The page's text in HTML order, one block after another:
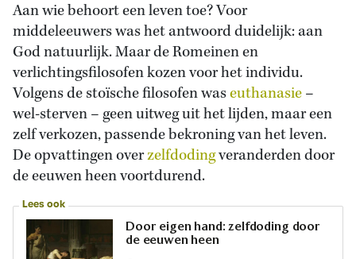
Aan wie behoort een leven toe? Voor
middeleeuwers was het antwoord duidelijk: aan
God natuurlijk. Maar de Romeinen en
verlichtingsfilosofen kozen voor het individu.
Volgens de stoïsche filosofen waseuthanasie–
wel-sterven – geen uitweg uit het lijden, maar een
zelf verkozen, passende bekroning van het leven.
De opvattingen overzelfdodingveranderden door
de eeuwen heen voortdurend.
Lees ook
Door eigen hand: zelfdoding door
de eeuwen heen